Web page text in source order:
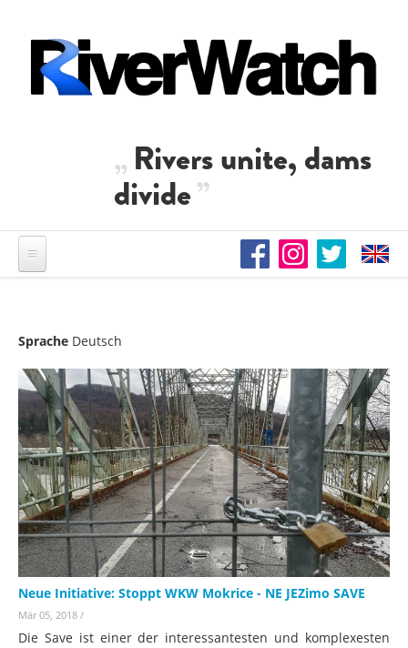
Rivers unite, dams
divide
Sprache Deutsch
Neue Initiative: Stoppt WKW Mokrice - NE JEZimo SAVE
Mär 05, 2018 /
Die Save ist einer der interessantesten und komplexesten